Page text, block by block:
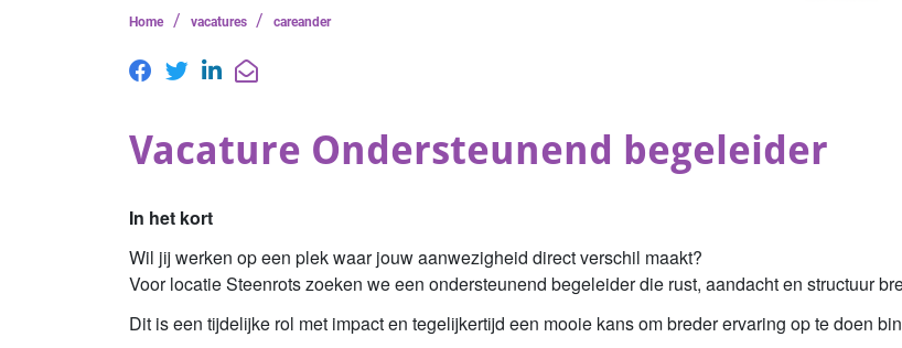
Home / vacatures / careander
Vacature Ondersteunend begeleider
In het kort
Wil jij werken op een plek waar jouw aanwezigheid direct verschil maakt?
Voor locatie Steenrots zoeken we een ondersteunend begeleider die rust, aandacht en structuur
Dit is een tijdelijke rol met impact en tegelijkertijd een mooie kans om breder ervaring op te doen